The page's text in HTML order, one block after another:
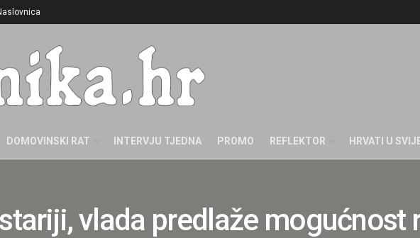
DOMOVINSKI RAT INTERVJU TJEDNA PROMO REFLEKTOR HRVATI U
vlada predlaže mogućnost